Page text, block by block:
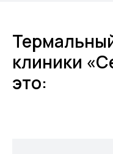
клиники
это: